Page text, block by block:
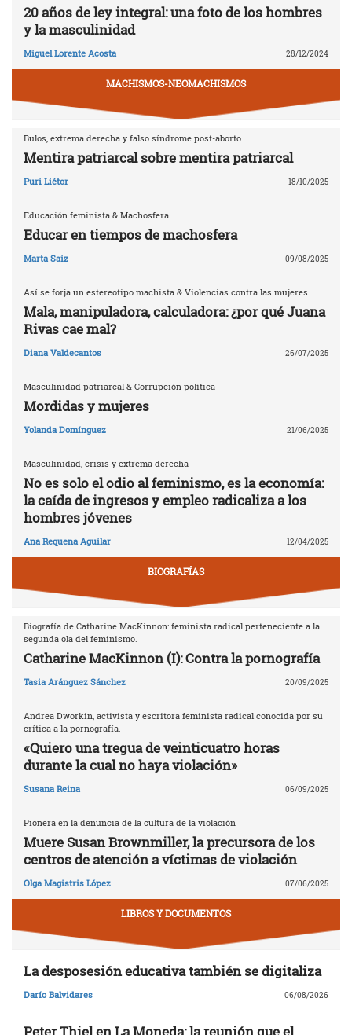
20 años de ley integral: una foto de los hombres
y la masculinidad
Miguel Lorente Acosta 28/12/2024
MACHISMOS-NEOMACHISMOS
Bulos, extrema derecha y falso síndrome post-aborto
Mentira patriarcal sobre mentira patriarcal
Puri Liétor 18/10/2025
Educación feminista & Machosfera
Educar en tiempos de machosfera
Marta Saiz 09/08/2025
Así se forja un estereotipo machista & Violencias contra las mujeres
Mala, manipuladora, calculadora: ¿por qué Juana
Rivas cae mal?
Diana Valdecantos 26/07/2025
Masculinidad patriarcal & Corrupción política
Mordidas y mujeres
Yolanda Domínguez 21/06/2025
Masculinidad, crisis y extrema derecha
No es solo el odio al feminismo, es la economía:
la caída de ingresos y empleo radicaliza a los
hombres jóvenes
Ana Requena Aguilar 12/04/2025
BIOGRAFÍAS
Biografía de Catharine MacKinnon: feminista radical perteneciente a la
segunda ola del feminismo.
Catharine MacKinnon (I): Contra la pornografía
Tasia Aránguez Sánchez 20/09/2025
Andrea Dworkin, activista y escritora feminista radical conocida por su
crítica a la pornografía.
«Quiero una tregua de veinticuatro horas
durante la cual no haya violación»
Susana Reina 06/09/2025
Pionera en la denuncia de la cultura de la violación
Muere Susan Brownmiller, la precursora de los
centros de atención a víctimas de violación
Olga Magistris López 07/06/2025
LIBROS Y DOCUMENTOS
La desposesión educativa también se digitaliza
Darío Balvidares 06/08/2026